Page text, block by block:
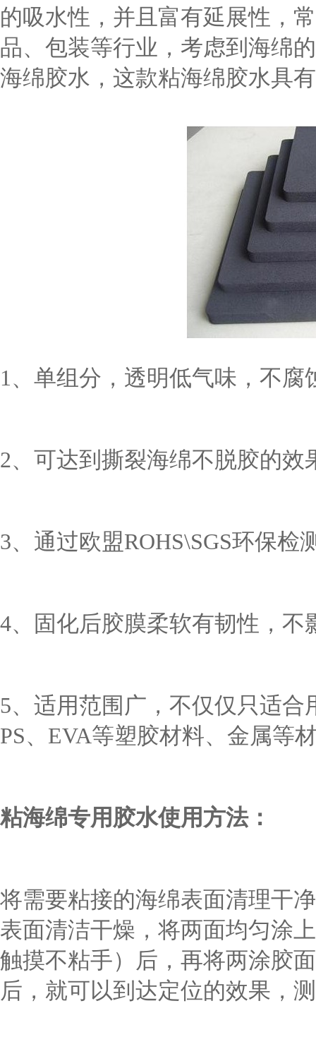
的吸水性，并且富有延展性，
品、包装等行业，考虑到海绵
海绵胶水，这款粘海绵胶水具
1、单组分，透明低气味，不腐
2、可达到撕裂海绵不脱胶的效
3、通过欧盟ROHS\SGS环保检
4、固化后胶膜柔软有韧性，
5、适用范围广，不仅仅只适合
PS、EVA等塑胶材料、金属等
粘海绵专用胶水使用方法：
将需要粘接的海绵表面清理干
表面清洁干燥，将两面均匀涂
触摸不粘手）后，再将两涂胶
后，就可以到达定位的效果，